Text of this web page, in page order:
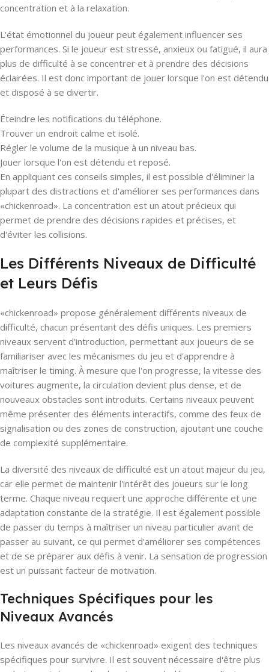
concentration et à la relaxation.
L'état émotionnel du joueur peut également influencer ses
performances. Si le joueur est stressé, anxieux ou fatigué, il aura
plus de difficulté à se concentrer et à prendre des décisions
éclairées. Il est donc important de jouer lorsque l'on est détendu
et disposé à se divertir.
Éteindre les notifications du téléphone.
Trouver un endroit calme et isolé.
Régler le volume de la musique à un niveau bas.
Jouer lorsque l'on est détendu et reposé.
En appliquant ces conseils simples, il est possible d'éliminer la
plupart des distractions et d'améliorer ses performances dans
«chickenroad». La concentration est un atout précieux qui
permet de prendre des décisions rapides et précises, et
d'éviter les collisions.
Les Différents Niveaux de Difficulté
et Leurs Défis
«chickenroad» propose généralement différents niveaux de
difficulté, chacun présentant des défis uniques. Les premiers
niveaux servent d'introduction, permettant aux joueurs de se
familiariser avec les mécanismes du jeu et d'apprendre à
maîtriser le timing. À mesure que l'on progresse, la vitesse des
voitures augmente, la circulation devient plus dense, et de
nouveaux obstacles sont introduits. Certains niveaux peuvent
même présenter des éléments interactifs, comme des feux de
signalisation ou des zones de construction, ajoutant une couche
de complexité supplémentaire.
La diversité des niveaux de difficulté est un atout majeur du jeu,
car elle permet de maintenir l'intérêt des joueurs sur le long
terme. Chaque niveau requiert une approche différente et une
adaptation constante de la stratégie. Il est également possible
de passer du temps à maîtriser un niveau particulier avant de
passer au suivant, ce qui permet d'améliorer ses compétences
et de se préparer aux défis à venir. La sensation de progression
est un puissant facteur de motivation.
Techniques Spécifiques pour les
Niveaux Avancés
Les niveaux avancés de «chickenroad» exigent des techniques
spécifiques pour survivre. Il est souvent nécessaire d'être plus